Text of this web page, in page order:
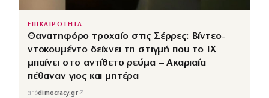
ΕΠΙΚΑΙΡΟΤΗΤΑ
Θανατηφόρο τροχαίο στις Σέρρες: Βίντεο-
ντοκουμέντο δείχνει τη στιγμή που το ΙΧ
μπαίνει στο αντίθετο ρεύμα – Ακαριαία
πέθαναν γιος και μητέρα
απόdimocracy.gr↗